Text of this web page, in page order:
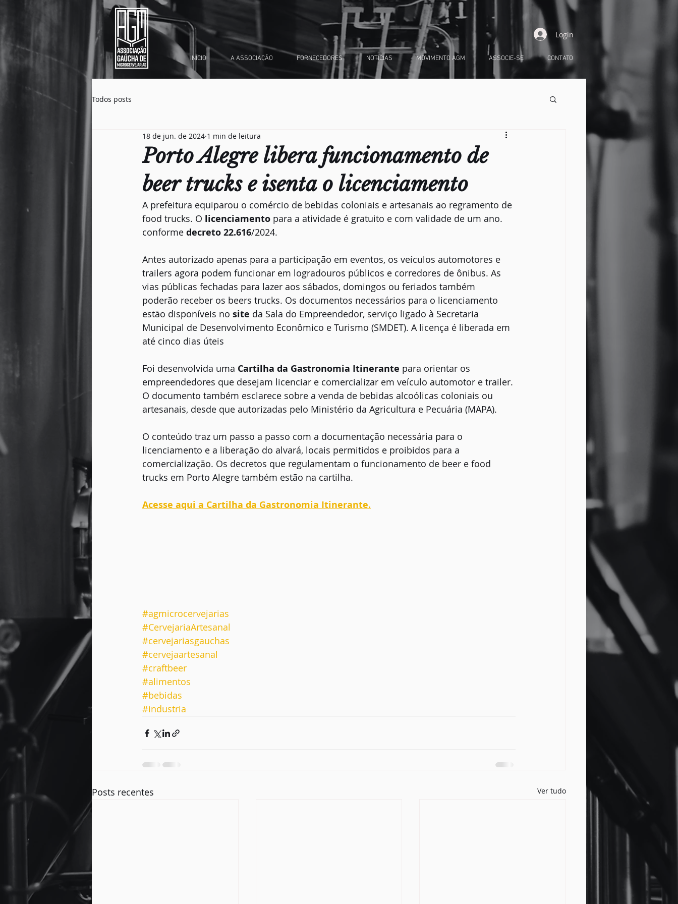
Login
INÍCIO A ASSOCIAÇÃO FORNECEDORES NOTÍCIAS MOVIMENTO AGM ASSOCIE-SE CONTATO
Todos posts
Porto Alegre libera funcionamento de
beer trucks e isenta o licenciamento
18 de jun. de 2024 1 min de leitura
A prefeitura equiparou o comércio de bebidas coloniais e artesanais ao regramento de
food trucks. O licenciamento para a atividade é gratuito e com validade de um ano.
conforme decreto 22.616/2024.
Antes autorizado apenas para a participação em eventos, os veículos automotores e
trailers agora podem funcionar em logradouros públicos e corredores de ônibus. As
vias públicas fechadas para lazer aos sábados, domingos ou feriados também
poderão receber os beers trucks. Os documentos necessários para o licenciamento
estão disponíveis no site da Sala do Empreendedor, serviço ligado à Secretaria
Municipal de Desenvolvimento Econômico e Turismo (SMDET). A licença é liberada em
até cinco dias úteis
Foi desenvolvida uma Cartilha da Gastronomia Itinerante para orientar os
empreendedores que desejam licenciar e comercializar em veículo automotor e trailer.
O documento também esclarece sobre a venda de bebidas alcoólicas coloniais ou
artesanais, desde que autorizadas pelo Ministério da Agricultura e Pecuária (MAPA).
O conteúdo traz um passo a passo com a documentação necessária para o
licenciamento e a liberação do alvará, locais permitidos e proibidos para a
comercialização. Os decretos que regulamentam o funcionamento de beer e food
trucks em Porto Alegre também estão na cartilha.
Acesse aqui a Cartilha da Gastronomia Itinerante.
#agmicrocervejarias
#CervejariaArtesanal
#cervejariasgauchas
#cervejaartesanal
#craftbeer
#alimentos
#bebidas
#industria
Posts recentes Ver tudo